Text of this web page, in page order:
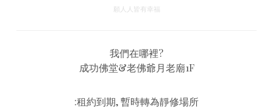
願人人皆有幸福
我們在哪裡?
成功佛堂&老佛爺月老廟1F
:租約到期, 暫時轉為靜修場所